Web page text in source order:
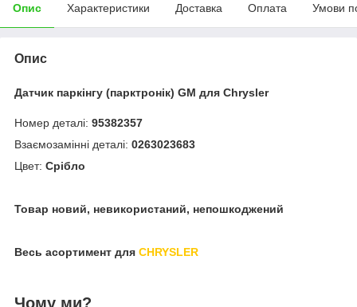
Опис Характеристики Доставка Оплата Умови
Опис
Датчик паркінгу (парктронік) GM для Chrysler
Номер деталі: 95382357
Взаємозамінні деталі: 0263023683
Цвет: Срібло
Товар новий, невикористаний, непошкоджений
Весь асортимент для CHRYSLER
Чому ми?